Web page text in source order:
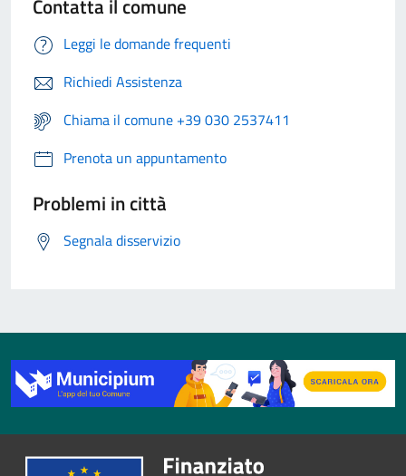
Contatta il comune
Leggi le domande frequenti
Richiedi Assistenza
Chiama il comune +39 030 2537411
Prenota un appuntamento
Problemi in città
Segnala disservizio